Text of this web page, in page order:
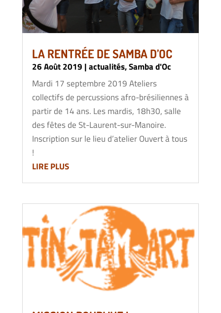
LA RENTRÉE DE SAMBA D’OC
26 Août 2019 |actualités,Samba d'Oc
Mardi 17 septembre 2019 Ateliers
collectifs de percussions afro-brésiliennes à
partir de 14 ans. Les mardis, 18h30, salle
des fêtes de St-Laurent-sur-Manoire.
Inscription sur le lieu d’atelier Ouvert à tous
!
LIRE PLUS